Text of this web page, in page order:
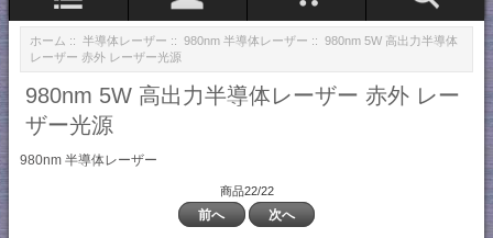
ホーム :: 半導体レーザー :: 980nm 半導体レーザー :: 980nm 5W 高出力半導体
レーザー 赤外 レーザー光源
980nm 5W 高出力半導体レーザー 赤外 レー
ザー光源
980nm 半導体レーザー
商品22/22
前へ 次へ